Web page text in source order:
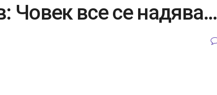
Човек все се надява…